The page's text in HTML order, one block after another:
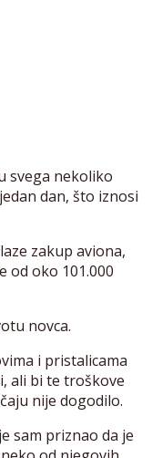
svega nekoliko
dan, što iznosi
zakup aviona,
od oko 101.000
novca.
i pristalicama
ali bi te troškove
nije dogodilo.
sam priznao da je